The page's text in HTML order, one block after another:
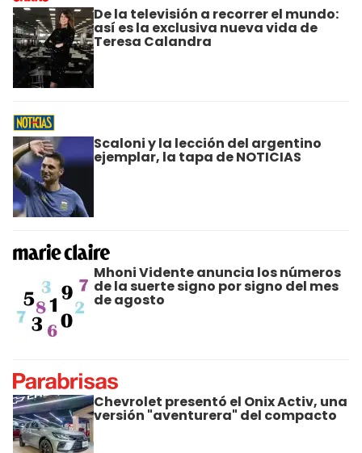
De la televisión a recorrer el mundo:
así es la exclusiva nueva vida de
Teresa Calandra
Scaloni y la lección del argentino
ejemplar, la tapa de NOTICIAS
Mhoni Vidente anuncia los números
de la suerte signo por signo del mes
de agosto
Chevrolet presentó el Onix Activ, una
versión "aventurera" del compacto